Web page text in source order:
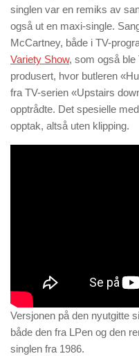
singlen var en remiks av
også ut en maxi-single.
McCartney, både i TV-
Variety Show, som også ble
produsert, hvor butleren
fra TV-serien «Upstairs
opptrådte. Det spesielle
opptak, altså uten klipping.
Versjonen på den nyutgitte
både den fra LPen og den
singlen fra 1986.